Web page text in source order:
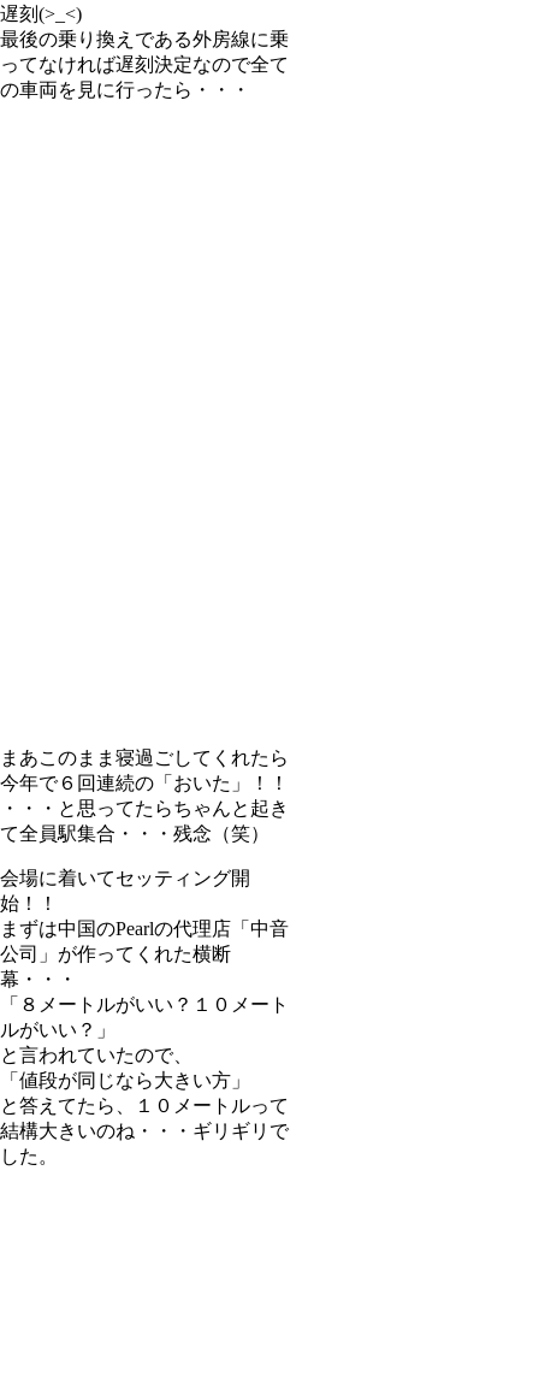
遅刻(>_<)
最後の乗り換えである外房線に乗
ってなければ遅刻決定なので全て
の車両を見に行ったら・・・
まあこのまま寝過ごしてくれたら
今年で６回連続の「おいた」！！
・・・と思ってたらちゃんと起き
て全員駅集合・・・残念（笑）
会場に着いてセッティング開
始！！
まずは中国のPearlの代理店「中音
公司」が作ってくれた横断
幕・・・
「８メートルがいい？１０メート
ルがいい？」
と言われていたので、
「値段が同じなら大きい方」
と答えてたら、１０メートルって
結構大きいのね・・・ギリギリで
した。